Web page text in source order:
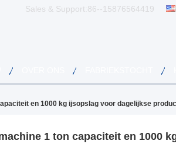
Sales & Support: 86--15876564419
en 1000 kg ijsopslag voor dagelijkse
1 ton capaciteit en 1000